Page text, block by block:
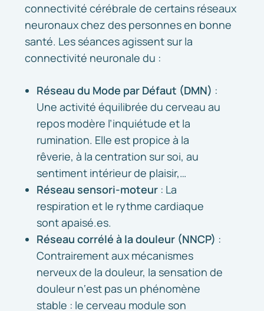
connectivité cérébrale de certains réseaux
neuronaux chez des personnes en bonne
santé. Les séances agissent sur la
connectivité neuronale du :
Réseau du Mode par Défaut (DMN) :
Une activité équilibrée du cerveau au
repos modère l’inquiétude et la
rumination. Elle est propice à la
rêverie, à la centration sur soi, au
sentiment intérieur de plaisir,…
Réseau sensori-moteur : La
respiration et le rythme cardiaque
sont apaisé.es.
Réseau corrélé à la douleur (NNCP) :
Contrairement aux mécanismes
nerveux de la douleur, la sensation de
douleur n‘est pas un phénomène
stable : le cerveau module son